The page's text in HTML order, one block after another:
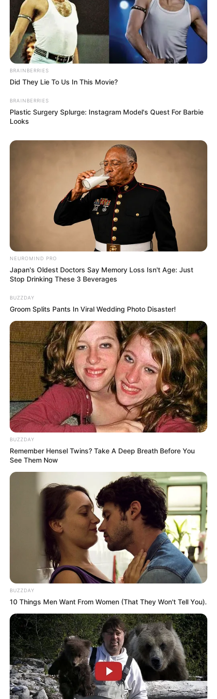
BRAINBERRIES
Did They Lie To Us In This Movie?
BRAINBERRIES
Plastic Surgery Splurge: Instagram Model's Quest For Barbie
Looks
NEUROMIND PRO
Japan's Oldest Doctors Say Memory Loss Isn't Age: Just
Stop Drinking These 3 Beverages
BUZZDAY
Groom Splits Pants In Viral Wedding Photo Disaster!
BUZZDAY
Remember Hensel Twins? Take A Deep Breath Before You
See Them Now
BUZZDAY
10 Things Men Want From Women (That They Won't Tell You).